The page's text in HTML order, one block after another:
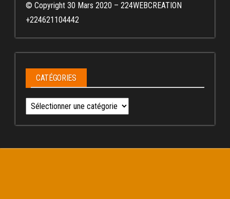
© Copyright 30 Mars 2020 – 224WEBCREATION
+224621104442
CATÉGORIES
Catégories